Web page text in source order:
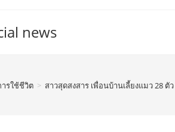
news
รใช้ชีวิต > สาวสุดสงสาร เพื่อนบ้านเลี้ยงแมว 28